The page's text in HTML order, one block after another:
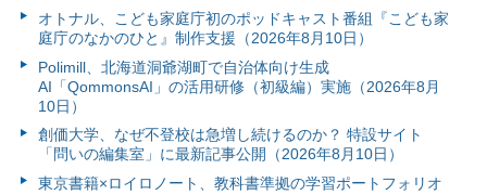
オトナル、こども家庭庁初のポッドキャスト番組『こども家
庭庁のなかのひと』制作支援（2026年8月10日）
Polimill、北海道洞爺湖町で自治体向け生成
AI「QommonsAI」の活用研修（初級編）実施（2026年8月
10日）
創価大学、なぜ不登校は急増し続けるのか？ 特設サイト
「問いの編集室」に最新記事公開（2026年8月10日）
東京書籍×ロイロノート、教科書準拠の学習ポートフォリオ